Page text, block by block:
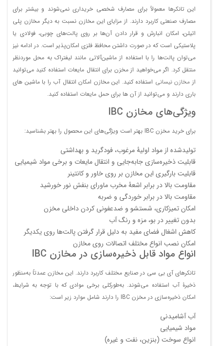
این تانکرها معمولاً برای مصارف شخصی خریداری نمی‌شوند و بیشتر برای
مصارف صنعتی کاربرد دارند. از مزایای این مخازن نسبت به دیگر مخازن پلی
اتیلن، امکان انبارش و قرار دادن آن‌ها بر روی پالت‌های چوبی، فولادی یا
پلاستیکی است که در صورت داشتن محافظ فلزی امکان‌پذیر است. در ادامه نیز
می‌توان پالت‌ها را با استفاده از ماشین‌آلاتی مانند لیفتراک به محل موردنظر
منتقل کرد. اگر می‌خواهید از مخزن برای انتقال مایعات استفاده کنید می‌توانید
از مخازن نیسانی استفاده کنید. این مخازن امکان انتقال آب را با ماشین های
باری دارند و می‌توانید از آن ها برای حمل مایعات استفاده کنید.
ویژگی‌های مخازن IBC
برای خرید مخزن IBC بهتر است ویژگی‌های این محصول را بهتر بشناسید:
تولیدشده از مواد اولیۀ مرغوب، فودگرید و بهداشتی
قابلیت ذخیره‌سازی جابه‌جایی و انتقال مایعات و برخی مواد شیمیایی
قابلیت بارگیری این مخازن بر روی خاور و کانتینر
مقاومت بالا در برابر اشعۀ مخرب ماورای بنفش نور خورشید
مقاومت بالا در برابر خوردگی و ضربه
امکان تمیزکاری، شستشو و ضدعفونی کردن داخلی مخزن
بدون تغییر در بو، مزه و رنگ آب
کاهش اشغال فضای مفید به دلیل قرار گرفتن پالت‌ها روی یکدیگر
امکان نصب انواع مختلف اتصالات روی مخازن
انواع مواد قابل ذخیره‌سازی در مخازن IBC
تانکرهای آی بی سی در صنایع مختلف کاربرد دارند. این مخازن عمدتاً به‌منظور
ذخیرۀ آب استفاده می‌شوند. به‌طورکلی برخی موادی که با توجه به شرایط،
امکان ذخیره‌سازی در مخزن IBC را دارند شامل موارد زیر است:
آب آشامیدنی
مواد شیمیایی
انواع سوخت (بنزین، نفت و غیره)